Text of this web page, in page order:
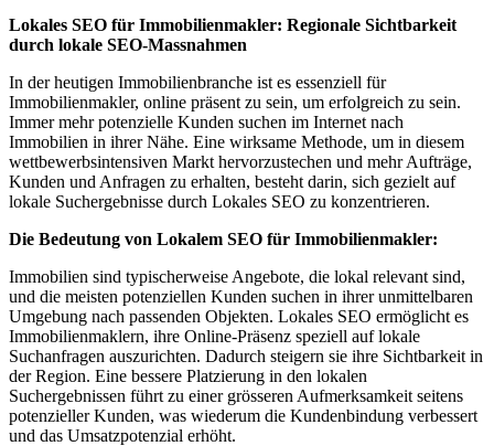
Lokales SEO für Immobilienmakler: Regionale Sichtbarkeit
durch lokale SEO-Massnahmen
In der heutigen Immobilienbranche ist es essenziell für
Immobilienmakler, online präsent zu sein, um erfolgreich zu sein.
Immer mehr potenzielle Kunden suchen im Internet nach
Immobilien in ihrer Nähe. Eine wirksame Methode, um in diesem
wettbewerbsintensiven Markt hervorzustechen und mehr Aufträge,
Kunden und Anfragen zu erhalten, besteht darin, sich gezielt auf
lokale Suchergebnisse durch Lokales SEO zu konzentrieren.
Die Bedeutung von Lokalem SEO für Immobilienmakler:
Immobilien sind typischerweise Angebote, die lokal relevant sind,
und die meisten potenziellen Kunden suchen in ihrer unmittelbaren
Umgebung nach passenden Objekten. Lokales SEO ermöglicht es
Immobilienmaklern, ihre Online-Präsenz speziell auf lokale
Suchanfragen auszurichten. Dadurch steigern sie ihre Sichtbarkeit in
der Region. Eine bessere Platzierung in den lokalen
Suchergebnissen führt zu einer grösseren Aufmerksamkeit seitens
potenzieller Kunden, was wiederum die Kundenbindung verbessert
und das Umsatzpotenzial erhöht.